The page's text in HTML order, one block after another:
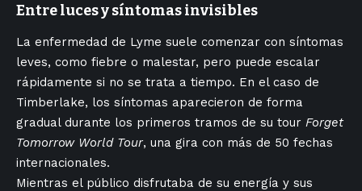
Entre luces y síntomas invisibles
La enfermedad de Lyme suele comenzar con síntomas
leves, como fiebre o malestar, pero puede escalar
rápidamente si no se trata a tiempo. En el caso de
Timberlake, los síntomas aparecieron de forma
gradual durante los primeros tramos de su tour Forget
Tomorrow World Tour, una gira con más de 50 fechas
internacionales.
Mientras el público disfrutaba de su energía y sus